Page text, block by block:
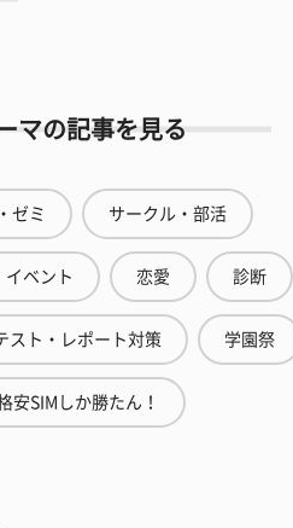
マの記事を見る
ゼミ サークル・部活
イベント 恋愛 診断
スト・レポート対策 学園祭
安SIMしか勝たん！